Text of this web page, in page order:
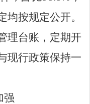
均按规定公开。
理台账，定期开
现行政策保持一
强